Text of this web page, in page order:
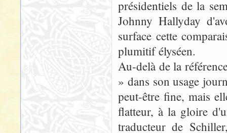
présidentiels de la
Johnny Hallyday
surface cette
plumitif élyséen.
Au-delà de la
» dans son usage
peut-être fine, mais
flatteur, à la gloire
traducteur de